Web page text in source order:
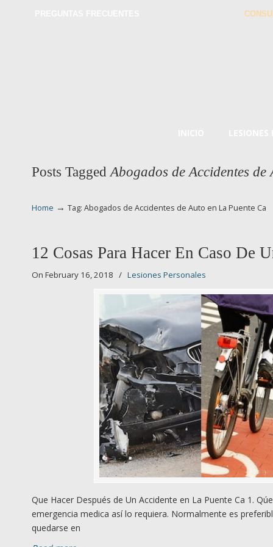
Posts Tagged Abogados de Accidentes
Home → Tag: Abogados de Accidentes de Auto en La Puente Ca
12 Cosas Para Hacer En Caso De
On February 16, 2018 / Lesiones Personales
Que Hacer Después de Un Accidente en La Puente Ca 1.
emergencia medica así lo requiera. Normalmente es
quedarse en